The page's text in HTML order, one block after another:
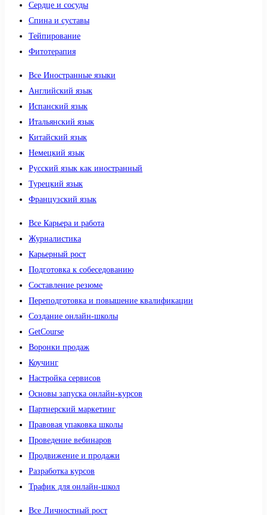
Сердце и сосуды
Спина и суставы
Тейпирование
Фитотерапия
Все Иностранные языки
Английский язык
Испанский язык
Итальянский язык
Китайский язык
Немецкий язык
Русский язык как иностранный
Турецкий язык
Французский язык
Все Карьера и работа
Журналистика
Карьерный рост
Подготовка к собеседованию
Составление резюме
Переподготовка и повышение квалификации
Создание онлайн-школы
GetCourse
Воронки продаж
Коучинг
Настройка сервисов
Основы запуска онлайн-курсов
Партнерский маркетинг
Правовая упаковка школы
Проведение вебинаров
Продвижение и продажи
Разработка курсов
Трафик для онлайн-школ
Все Личностный рост